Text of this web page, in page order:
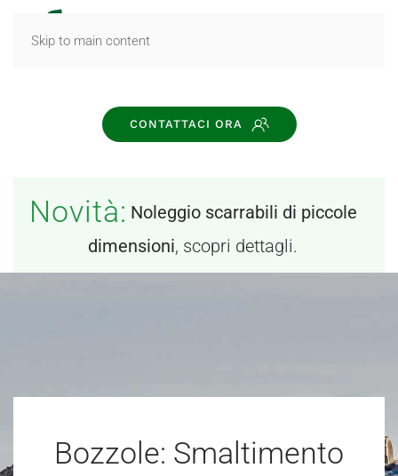
Skip to main content
CONTATTACI ORA
Novità: Noleggio scarrabili di piccole
dimensioni, scopri dettagli.
Bozzole: Smaltimento